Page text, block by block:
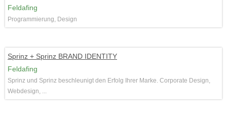
Feldafing
Programmierung, Design
Sprinz + Sprinz BRAND IDENTITY
Feldafing
Sprinz und Sprinz beschleunigt den Erfolg Ihrer Marke. Corporate Design,
Webdesign, ...